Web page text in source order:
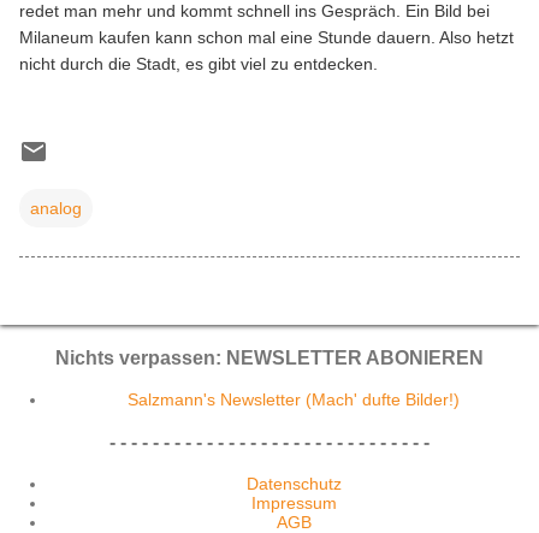
redet man mehr und kommt schnell ins Gespräch. Ein Bild bei
Milaneum kaufen kann schon mal eine Stunde dauern. Also hetzt
nicht durch die Stadt, es gibt viel zu entdecken.
analog
Nichts verpassen: NEWSLETTER ABONIEREN
Salzmann's Newsletter (Mach' dufte Bilder!)
- - - - - - - - - - - - - - - - - - - - - - - - - - - - - -
Datenschutz
Impressum
AGB